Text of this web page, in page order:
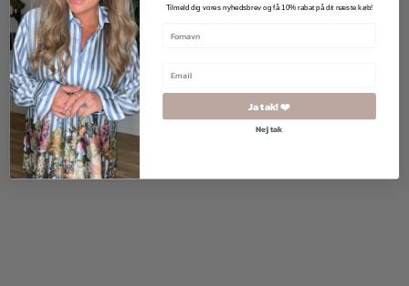
800,00kr.
Tilmeld dig vores nyhedsbrev og få 10% rabat på dit næste køb!
Ja tak! ❤️
Nej tak